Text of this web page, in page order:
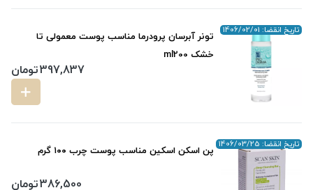
تاریخ انقضا: 1406/02/01
تونر آبرسان پرودرما مناسب پوست معمولی تا
خشک ml200
397,837تومان
تاریخ انقضا: 1406/03/25 پن اسکن اسکین مناسب پوست چرب ۱۰۰ گرم
386,500تومان